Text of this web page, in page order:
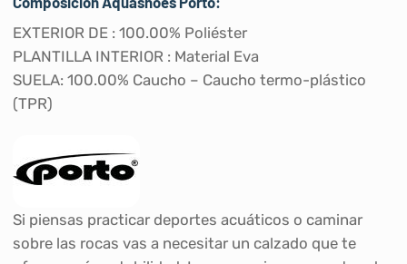
EXTERIOR DE : 100.00% Poliéster
PLANTILLA INTERIOR : Material Eva
SUELA: 100.00% Caucho – Caucho termo-plástico
(TPR)
Si piensas practicar deportes acuáticos o caminar
sobre las rocas vas a necesitar un calzado que te